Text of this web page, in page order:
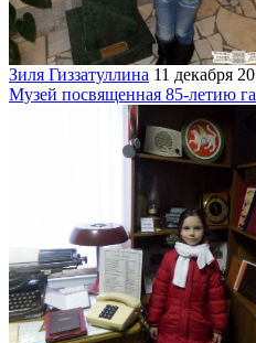
Зиля Гиззатуллина 11 декабря
Музей посвященная 85-летию